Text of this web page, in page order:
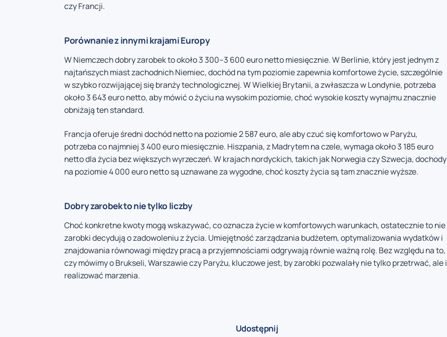
czy Francji.
Porównanie z innymi krajami Europy
W Niemczech dobry zarobek to około 3 300–3 600 euro netto miesięcznie. W Berlinie, który jest jednym z
najtańszych miast zachodnich Niemiec, dochód na tym poziomie zapewnia komfortowe życie, szczególnie
w szybko rozwijającej się branży technologicznej. W Wielkiej Brytanii, a zwłaszcza w Londynie, potrzeba
około 3 643 euro netto, aby mówić o życiu na wysokim poziomie, choć wysokie koszty wynajmu znacznie
obniżają ten standard.
Francja oferuje średni dochód netto na poziomie 2 587 euro, ale aby czuć się komfortowo w Paryżu,
potrzeba co najmniej 3 400 euro miesięcznie. Hiszpania, z Madrytem na czele, wymaga około 3 185 euro
netto dla życia bez większych wyrzeczeń. W krajach nordyckich, takich jak Norwegia czy Szwecja, dochody
na poziomie 4 000 euro netto są uznawane za wygodne, choć koszty życia są tam znacznie wyższe.
Dobry zarobek to nie tylko liczby
Choć konkretne kwoty mogą wskazywać, co oznacza życie w komfortowych warunkach, ostatecznie to nie
zarobki decydują o zadowoleniu z życia. Umiejętność zarządzania budżetem, optymalizowania wydatków i
znajdowania równowagi między pracą a przyjemnościami odgrywają równie ważną rolę. Bez względu na to,
czy mówimy o Brukseli, Warszawie czy Paryżu, kluczowe jest, by zarobki pozwalały nie tylko przetrwać, ale i
realizować marzenia.
Udostępnij